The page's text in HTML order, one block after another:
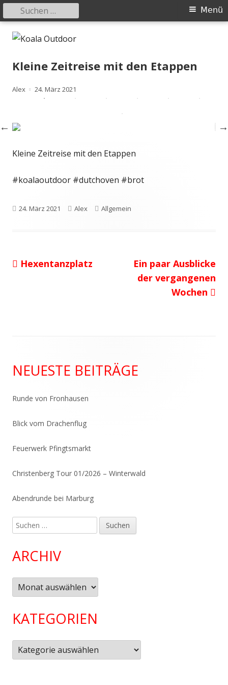
Springe
Inhalt
Koala Outdoor
Hier ist eine Übersicht meiner Wander- und Trekkingtouren
Primäres
Menü
Menü
Suchen
nach:
Kleine Zeitreise mit den Etappen
Autor
Alex
Veröffentlicht
24. März 2021
Kleine Zeitreise mit den Etappen
#koalaoutdoor #dutchoven #brot
Veröffentlicht
24. März 2021 Autor
Alex Kategorien
Allgemein
Beitragsnavigation
Vorheriger
Hexentanzplatz
Nächster
Beitrag
Ein paar Ausblicke
der vergangenen
Wochen
Seitenleiste
NEUESTE BEITRÄGE
Runde von Fronhausen
Blick vom Drachenflug
Feuerwerk Pfingtsmarkt
Christenberg Tour 01/2026 – Winterwald
Abendrunde bei Marburg
Suchen
nach:
ARCHIV
Archiv
KATEGORIEN
Kategorien